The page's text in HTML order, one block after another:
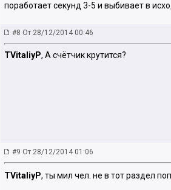
поработает секунд 3-5 и выбивает в
#8 От 28/12/2014 00:46
TVitaliyP, А счётчик крутится?
#9 От 28/12/2014 01:06
TVitaliyP, ты мил чел. не в тот раздел